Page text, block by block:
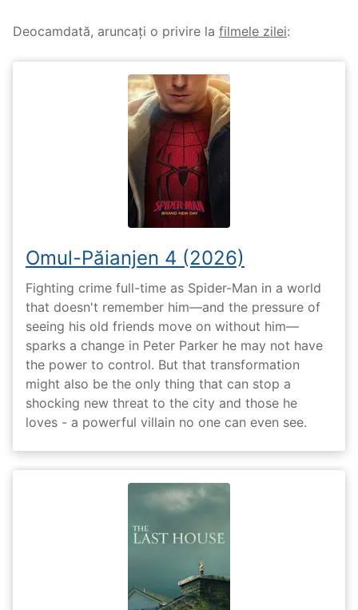
Deocamdată, aruncați o privire la filmele zilei:
Omul-Păianjen 4 (2026)
Fighting crime full-time as Spider-Man in a world
that doesn't remember him—and the pressure of
seeing his old friends move on without him—
sparks a change in Peter Parker he may not have
the power to control. But that transformation
might also be the only thing that can stop a
shocking new threat to the city and those he
loves - a powerful villain no one can even see.